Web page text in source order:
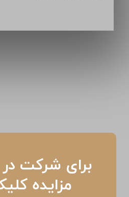
برای شرکت
مزایده